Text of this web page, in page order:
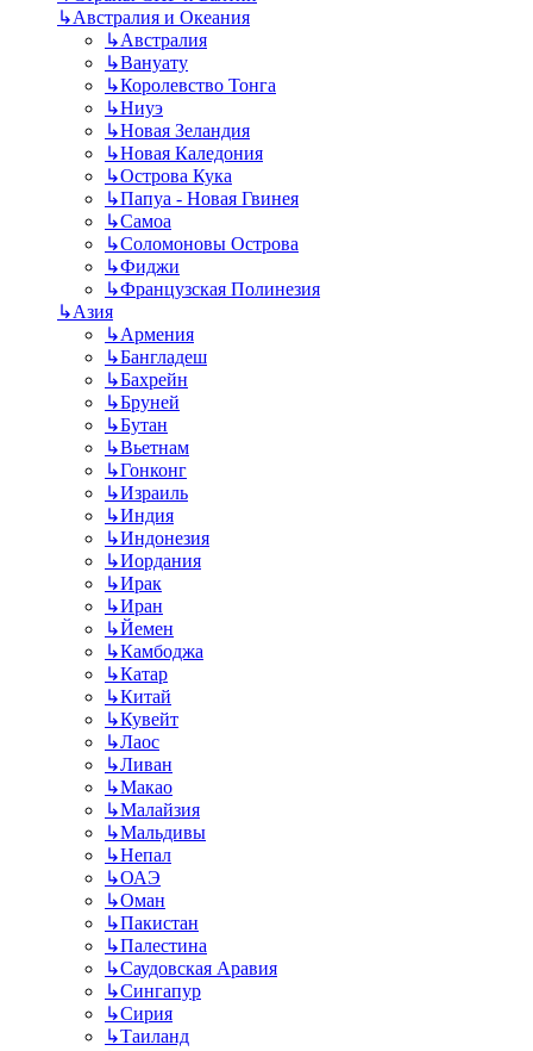
↳Австралия и Океания
↳Австралия
↳Вануату
↳Королевство Тонга
↳Ниуэ
↳Новая Зеландия
↳Новая Каледония
↳Острова Кука
↳Папуа - Новая Гвинея
↳Самоа
↳Соломоновы Острова
↳Фиджи
↳Французская Полинезия
↳Азия
↳Армения
↳Бангладеш
↳Бахрейн
↳Бруней
↳Бутан
↳Вьетнам
↳Гонконг
↳Израиль
↳Индия
↳Индонезия
↳Иордания
↳Ирак
↳Иран
↳Йемен
↳Камбоджа
↳Катар
↳Китай
↳Кувейт
↳Лаос
↳Ливан
↳Макао
↳Малайзия
↳Мальдивы
↳Непал
↳ОАЭ
↳Оман
↳Пакистан
↳Палестина
↳Саудовская Аравия
↳Сингапур
↳Сирия
↳Таиланд